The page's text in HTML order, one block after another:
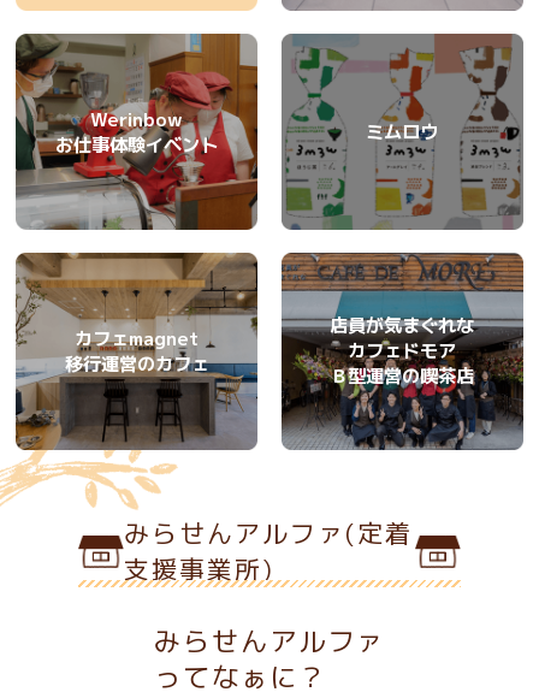
Werinbow
お仕事体験イベント
ミムロウ
カフェmagnet
移行運営のカフェ
店員が気まぐれな
カフェドモア
Ｂ型運営の喫茶店
みらせんアルファ(定着
支援事業所)
みらせんアルファ
ってなぁに？